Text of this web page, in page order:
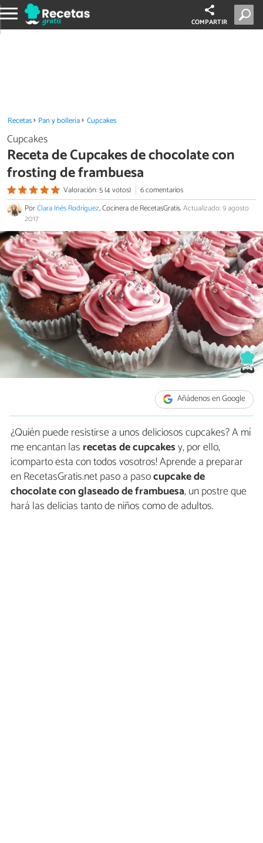
COMPARTIR
Recetas Pan y bollería Cupcakes
Cupcakes
Receta de Cupcakes de chocolate con
frosting de frambuesa
Valoración: 5 (4 votos)
6 comentarios
PorClara Inés Rodríguez, Cocinera de RecetasGratis.Actualizado: 9 agosto
2017
Añádenos en Google
¿Quién puede resistirse a unos deliciosos cupcakes? A mí
me encantan las recetas de cupcakesy, por ello,
¡comparto esta con todos vosotros! Aprende a preparar
en RecetasGratis.net paso a pasocupcake de
chocolate con glaseado de frambuesa, un postre que
hará las delicias tanto de niños como de adultos.